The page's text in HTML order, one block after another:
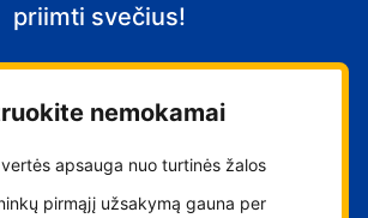
priimti svečius!
nemokamai
apsauga nuo turtinės žalos
pirmąjį užsakymą gauna per